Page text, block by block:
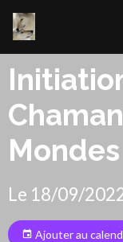
Mondes
Le 18/09/
Ajouter au